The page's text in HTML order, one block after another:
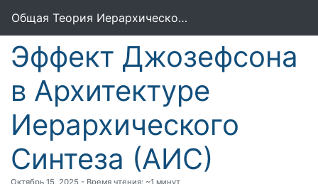
Общая Теория Иерархического Синтеза (ОТИС)
Эффект Джозефсона
в Архитектуре
Иерархического
Синтеза (АИС)
Октябрь 15, 2025 - Время чтения: ~1 минут